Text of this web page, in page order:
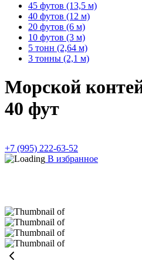
45 футов (13,5 м)
40 футов (12 м)
20 футов (6 м)
10 футов (3 м)
5 тонн (2,64 м)
3 тонны (2,1 м)
Морской
40 фут
+7 (995) 222-63-52
В избранное